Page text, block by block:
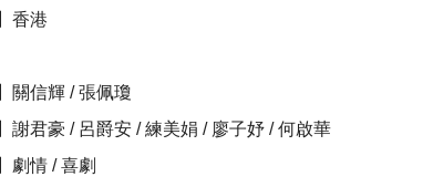
香港
關信輝 / 張佩瓊
謝君豪 / 呂爵安 / 練美娟 / 廖子妤 / 何啟華
劇情 / 喜劇